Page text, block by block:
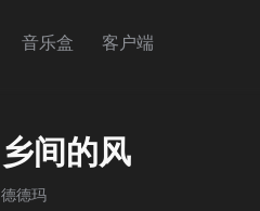
音乐盒 客户端
乡间的风
德德玛